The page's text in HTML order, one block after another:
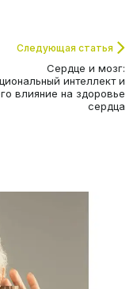
Следующая статья
Сердце и мозг:
интеллект и
влияние на здоровье
сердца